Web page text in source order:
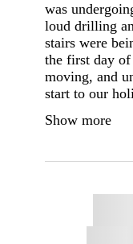
was
loud drilling
stairs were
the first day
moving, and
start to our
Show more